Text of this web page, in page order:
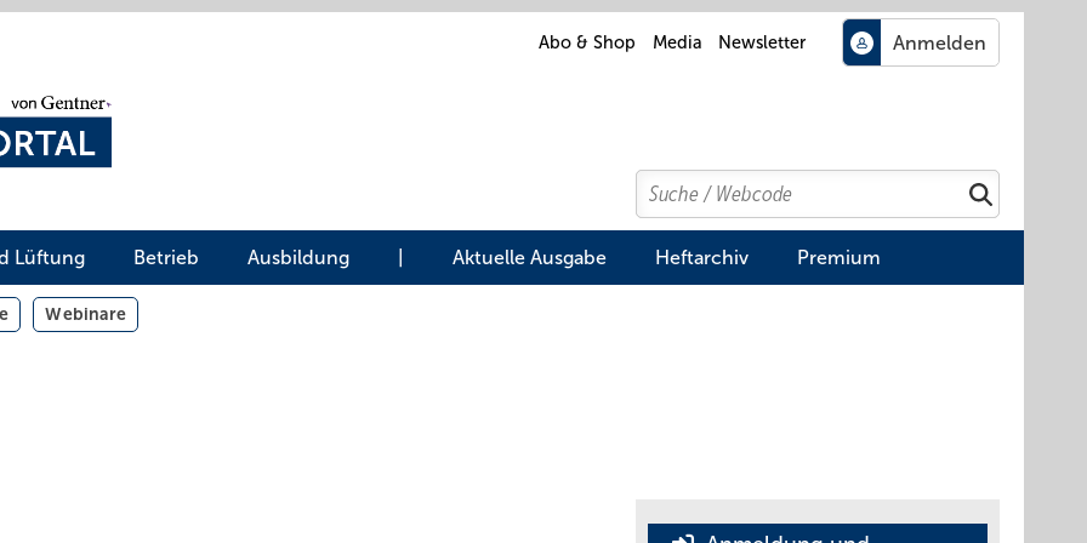
Abo & Shop Media Newsletter
Search
Suchen
Lüftung Betrieb Ausbildung Aktuelle Ausgabe Heftarchiv Premium
Webinare